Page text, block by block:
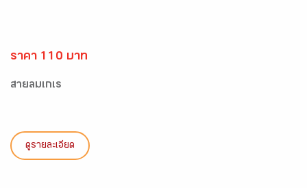
ราคา 110 บาท
สายลมเกเร
ดูรายละเอียด